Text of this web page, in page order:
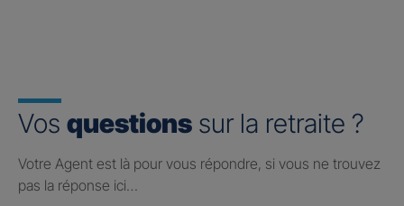
Vos questions sur la retraite ?
Votre Agent est là pour vous répondre, si vous ne trouvez
pas la réponse ici…